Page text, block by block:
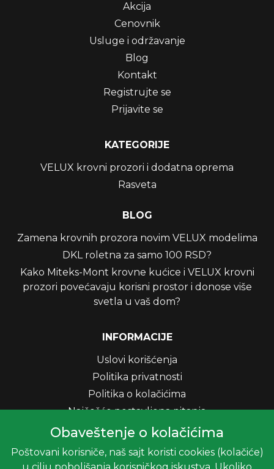
Akcija
Cenovnik
Usluge i održavanje
Blog
Kontakt
Registrujte se
Prijavite se
KATEGORIJE
VELUX krovni prozori i dodatna oprema
Rasveta
BLOG
Zamena krovnih prozora novim VELUX modelima
DKL roletna za samo 100 RSD?
Kako Miteks-Mont krovne kućice i VELUX krovni
prozori povećavaju korisni prostor i donose više
svetla u vaš dom?
INFORMACIJE
Uslovi korišćenja
Politika privatnosti
Politika o kolačićima
Najčešće postavljena pitanja
Brošure
Obaveštenje o kolačićima
Poštovani korisniče, naš sajt koristi cookies (kolačiće)